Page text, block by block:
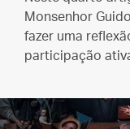
Monsenhor
fazer uma
participação